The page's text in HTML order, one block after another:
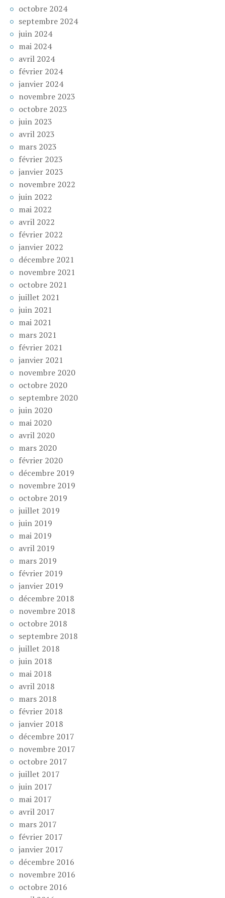
octobre 2024
septembre 2024
juin 2024
mai 2024
avril 2024
février 2024
janvier 2024
novembre 2023
octobre 2023
juin 2023
avril 2023
mars 2023
février 2023
janvier 2023
novembre 2022
juin 2022
mai 2022
avril 2022
février 2022
janvier 2022
décembre 2021
novembre 2021
octobre 2021
juillet 2021
juin 2021
mai 2021
mars 2021
février 2021
janvier 2021
novembre 2020
octobre 2020
septembre 2020
juin 2020
mai 2020
avril 2020
mars 2020
février 2020
décembre 2019
novembre 2019
octobre 2019
juillet 2019
juin 2019
mai 2019
avril 2019
mars 2019
février 2019
janvier 2019
décembre 2018
novembre 2018
octobre 2018
septembre 2018
juillet 2018
juin 2018
mai 2018
avril 2018
mars 2018
février 2018
janvier 2018
décembre 2017
novembre 2017
octobre 2017
juillet 2017
juin 2017
mai 2017
avril 2017
mars 2017
février 2017
janvier 2017
décembre 2016
novembre 2016
octobre 2016